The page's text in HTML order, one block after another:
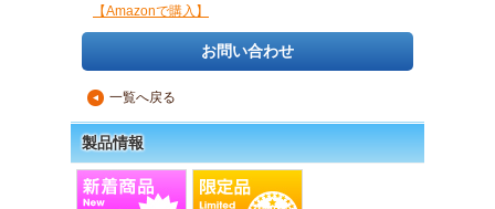
【Amazonで購入】
お問い合わせ
▲ 一覧へ戻る
製品情報